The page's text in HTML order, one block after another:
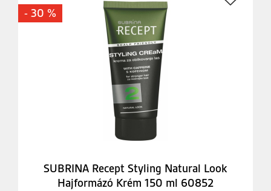
- 30 %
SUBRINA Recept Styling Natural Look
Hajformázó Krém 150 ml 60852